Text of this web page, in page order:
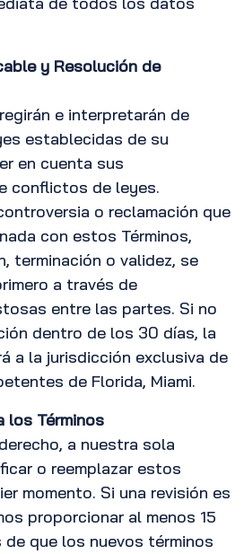
y Resolución de
e interpretarán de
establecidas de su
en cuenta sus
conflictos de leyes.
o reclamación que
con estos Términos,
terminación o validez, se
a través de
entre las partes. Si no
dentro de los 30 días, la
a la jurisdicción exclusiva de
de Florida, Miami.
los Términos
a nuestra sola
o reemplazar estos
momento. Si una revisión es
proporcionar al menos 15
que los nuevos términos